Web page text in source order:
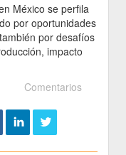
México se perfila
por oportunidades
por desafíos
impacto
Comentarios